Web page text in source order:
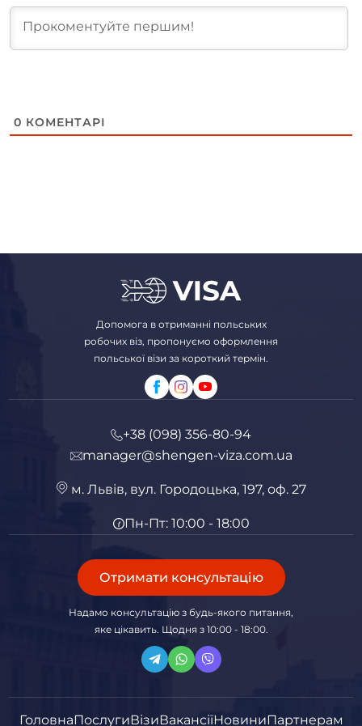
0 КОМЕНТАРІ
Допомога в отриманні польських
робочих віз, пропонуємо оформлення
польської візи за короткий термін.
+38 (098) 356-80-94
manager@shengen-viza.com.ua
м. Львів, вул. Городоцька, 197, оф. 27
Пн-Пт: 10:00 - 18:00
Отримати консультацію
Надамо консультацію з будь-якого питання,
яке цікавить. Щодня з 10:00 - 18:00.
ГоловнаПослугиВізиВакансіїНовиниПартнерам